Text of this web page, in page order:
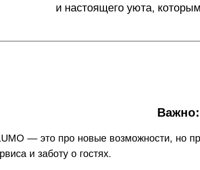
и настоящего уюта,
Важно:
— это про новые возможности, но
и заботу о гостях.